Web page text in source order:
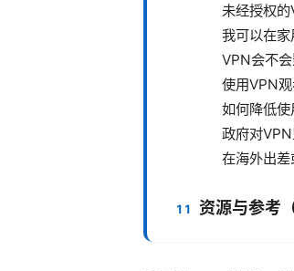
未经授权的
我可以在家
VPN会不会
使用VPN观
如何降低使
政府对VPN
在海外出差
资源与参考